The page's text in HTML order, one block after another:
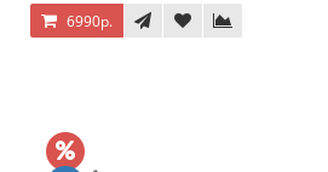
6990р.